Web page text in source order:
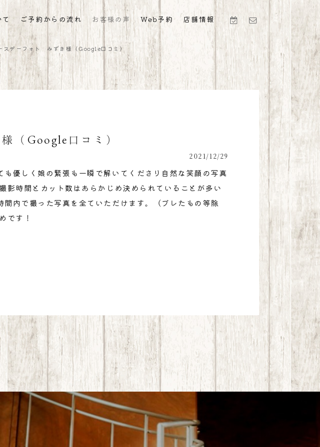
ご予約からの流れ お客様の声 Web予約 店舗情報
スデーフォト みずき様（Google口コミ）
（Google口コミ）
2021/12/29
優しく娘の緊張も一瞬で解いてくださり自然な笑顔の写真
時間とカット数はあらかじめ決められていることが多い
内で撮った写真を全ていただけます。（ブレたもの等除
です！